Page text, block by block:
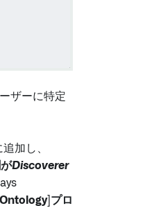
ザーに特定
加し、
Discoverer
プロ